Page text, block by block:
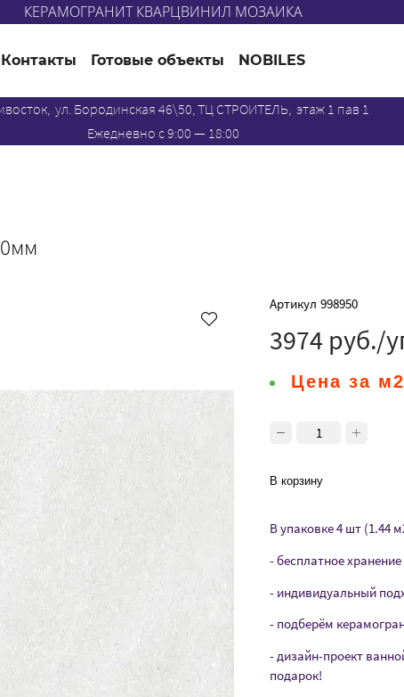
КЕРАМОГРАНИТ КВАРЦВИНИЛ МОЗАИКА
Контакты Готовые объекты NOBILES
ул. Бородинская 46\50, ТЦ СТРОИТЕЛЬ, этаж 1 пав 1
Ежедневно с 9:00 — 18:00
Артикул 998950
3974 руб./
Цена за
В корзину
В упаковке 4 шт (1.44
- бесплатное
- индивидуальный
- подберём
- дизайн-проект
подарок!